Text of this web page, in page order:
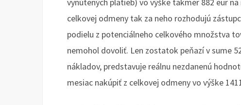
celkovej odmeny tak za neho rozhodujú
podielu z potenciálneho celkového množstva
nemohol dovoliť. Len zostatok peňazí v sume
nákladov, predstavuje reálnu nezdanenú
mesiac nakúpiť z celkovej odmeny vo výške